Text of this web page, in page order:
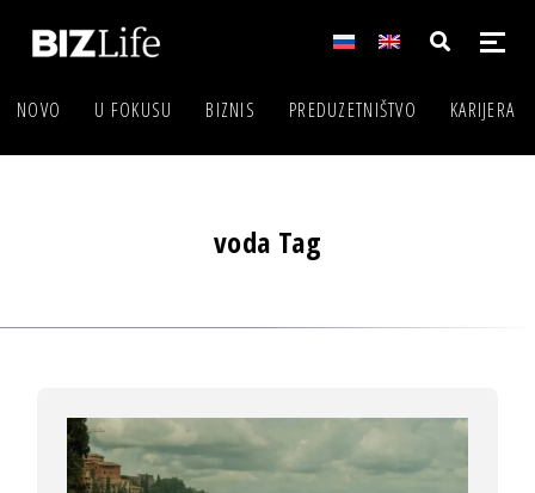
NOVO U FOKUSU BIZNIS PREDUZETNIŠTVO KARIJERA
voda Tag